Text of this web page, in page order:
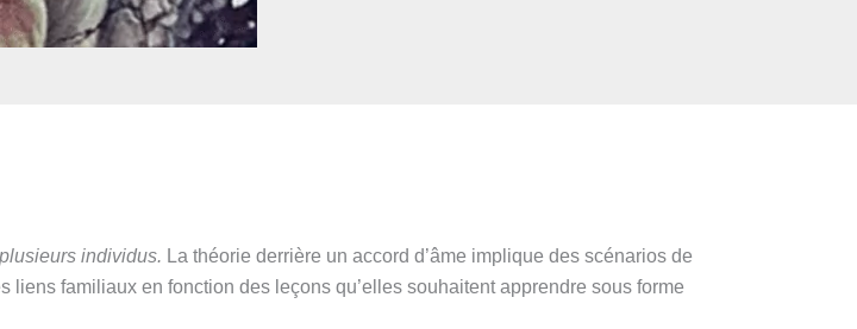
individus. La théorie derrière un accord d’âme implique des scénarios de
familiaux en fonction des leçons qu’elles souhaitent apprendre sous forme